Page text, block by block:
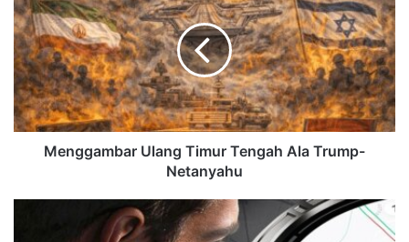
Menggambar Ulang Timur Tengah Ala Trump-
Netanyahu